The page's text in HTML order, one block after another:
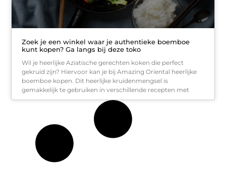
Zoek je een winkel waar je authentieke boemboe
kunt kopen? Ga langs bij deze toko
Wil je heerlijke Aziatische gerechten koken die perfect
gekruid zijn? Hiervoor kan je bij Amazing Oriental heerlijke
boemboe kopen. Dit heerlijke kruidenmengsel is
gemakkelijk te gebruiken in verschillende recepten met